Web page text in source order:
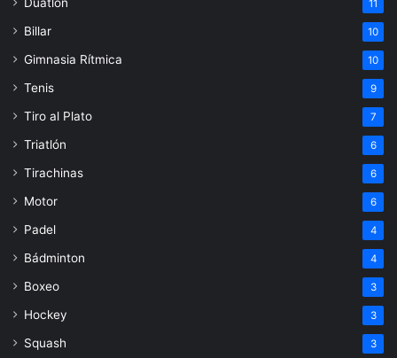
Duatlón 11
Billar 10
Gimnasia Rítmica 10
Tenis 9
Tiro al Plato 7
Triatlón 6
Tirachinas 6
Motor 6
Padel 4
Bádminton 4
Boxeo 3
Hockey 3
Squash 3